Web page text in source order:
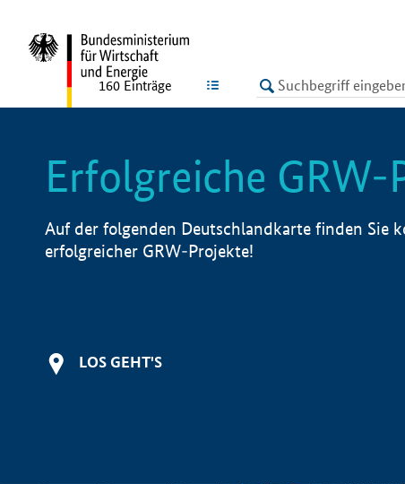
LISTE
160 Einträge
Erfolgreiche GRW-
Auf der folgenden Deutschlandkarte finden Sie
erfolgreicher GRW-Projekte!
LOS GEHT'S